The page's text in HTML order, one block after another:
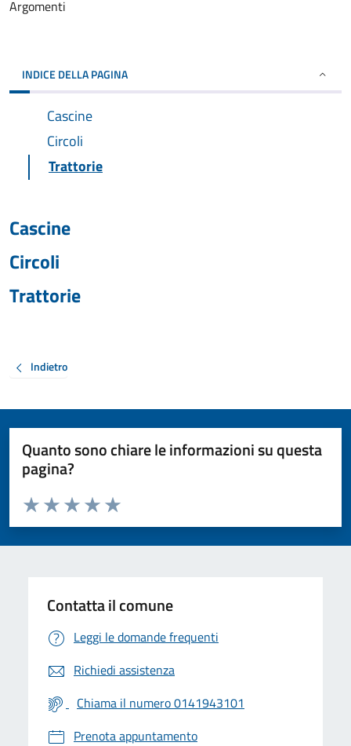
Argomenti
INDICE DELLA PAGINA
Cascine
Circoli
Trattorie
Cascine
Circoli
Trattorie
Indietro
Quanto sono chiare le informazioni su questa
pagina?
Valuta da 1 a 5 stelle la pagina
Valuta 5 stelle su 5
Valuta 4 stelle su 5
Valuta 3 stelle su 5
Valuta 2 stelle su 5
Valuta 1 stelle su 5
Contatta il comune
Leggi le domande frequenti
Richiedi assistenza
Chiama il numero 0141943101
Prenota appuntamento